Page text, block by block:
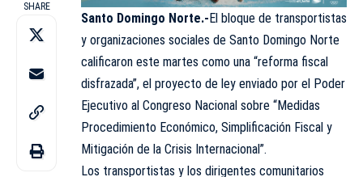
SHARE
Santo Domingo Norte.-El bloque de transportistas
y organizaciones sociales de Santo Domingo Norte
calificaron este martes como una “reforma fiscal
disfrazada”, el proyecto de ley enviado por el Poder
Ejecutivo al Congreso Nacional sobre “Medidas
Procedimiento Económico, Simplificación Fiscal y
Mitigación de la Crisis Internacional”.
Los transportistas y los dirigentes comunitarios